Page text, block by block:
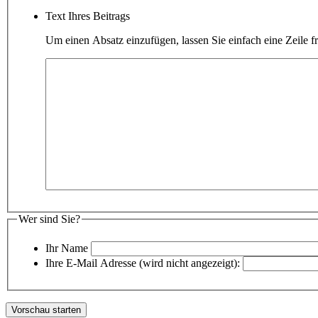
Text Ihres Beitrags
Um einen Absatz einzufügen, lassen Sie einfach eine Zeile
Wer sind Sie?
Ihr Name
Ihre E-Mail Adresse (wird nicht angezeigt):